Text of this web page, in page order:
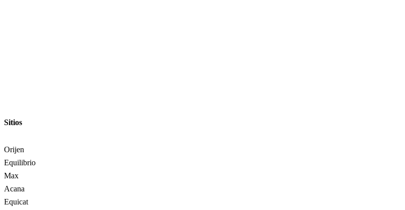
Sitios
Orijen
Equilibrio
Max
Acana
Equicat